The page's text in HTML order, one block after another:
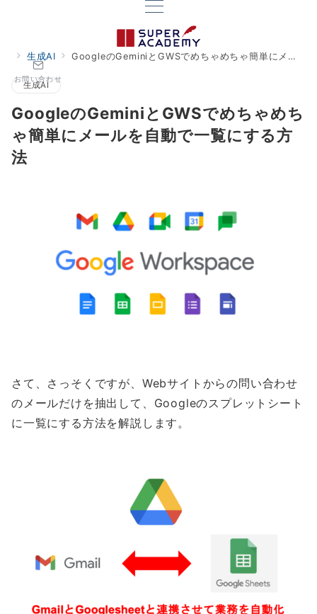
お問い合わせ
生成AI GoogleのGeminiとGWSでめちゃめちゃ簡単にメールを自動で一覧にする方法
生成AI
GoogleのGeminiとGWSでめちゃめち
ゃ簡単にメールを自動で一覧にする方
法
さて、さっそくですが、Webサイトからの問い合わせ
のメールだけを抽出して、Googleのスプレットシート
に一覧にする方法を解説します。